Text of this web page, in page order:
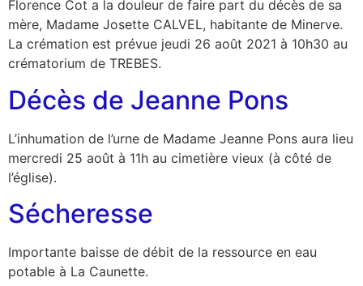
Florence Cot a la douleur de faire part du décès de sa
mère, Madame Josette CALVEL, habitante de Minerve.
La crémation est prévue jeudi 26 août 2021 à 10h30 au
crématorium de TREBES.
Décès de Jeanne Pons
L’inhumation de l’urne de Madame Jeanne Pons aura lieu
mercredi 25 août à 11h au cimetière vieux (à côté de
l’église).
Sécheresse
Importante baisse de débit de la ressource en eau
potable à La Caunette.